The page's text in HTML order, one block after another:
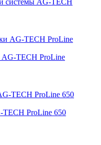
системы AG-TECH
AG-TECH ProLine
TECH ProLine 650